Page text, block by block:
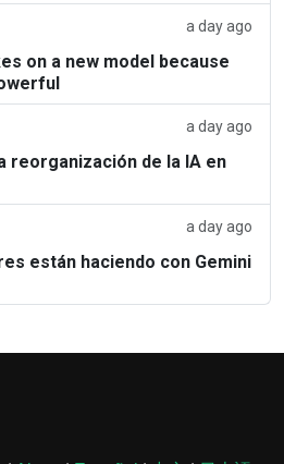
a day ago
on a new model because
a day ago
reorganización de la IA en
a day ago
están haciendo con Gemini